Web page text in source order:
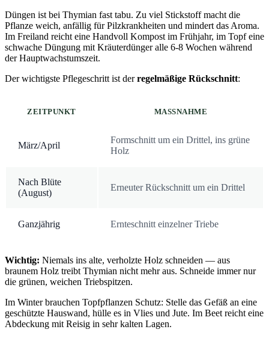
Düngen ist bei Thymian fast tabu. Zu viel Stickstoff macht die
Pflanze weich, anfällig für Pilzkrankheiten und mindert das Aroma.
Im Freiland reicht eine Handvoll Kompost im Frühjahr, im Topf eine
schwache Düngung mit Kräuterdünger alle 6-8 Wochen während
der Hauptwachstumszeit.
Der wichtigste Pflegeschritt ist derregelmäßige Rückschnitt:
ZEITPUNKT MASSNAHME
März/April
Formschnitt um ein Drittel, ins grüne
Holz
Nach Blüte
(August)
Erneuter Rückschnitt um ein Drittel
Ganzjährig Ernteschnitt einzelner Triebe
Wichtig: Niemals ins alte, verholzte Holz schneiden — aus
braunem Holz treibt Thymian nicht mehr aus. Schneide immer nur
die grünen, weichen Triebspitzen.
Im Winter brauchen Topfpflanzen Schutz: Stelle das Gefäß an eine
geschützte Hauswand, hülle es in Vlies und Jute. Im Beet reicht eine
Abdeckung mit Reisig in sehr kalten Lagen.